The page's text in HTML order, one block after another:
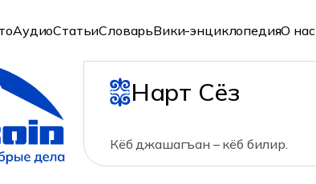
АудиоСтатьиСловарьВики-энциклопедияО нас
Нарт Сёз
Кёб джашагъан – кёб билир.